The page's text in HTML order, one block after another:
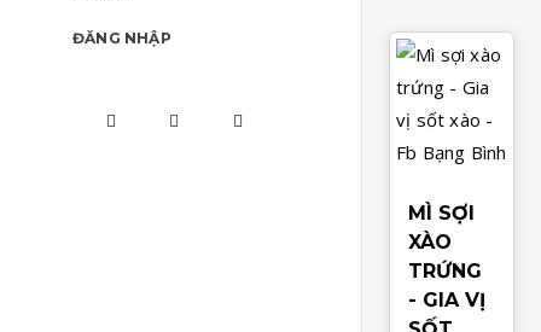
ĐĂNG NHẬP
MÌ SỢI
XÀO
TRỨNG
- GIA VỊ